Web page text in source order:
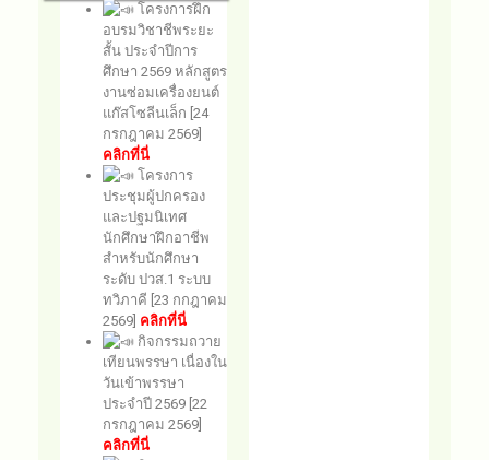
โครงการฝึก
อบรมวิชาชีพระยะ
สั้น ประจำปีการ
ศึกษา 2569 หลักสูตร
งานซ่อมเครื่องยนต์
แก๊สโซลีนเล็ก [24
กรกฎาคม 2569]
คลิกที่นี่
โครงการ
ประชุมผู้ปกครอง
และปฐมนิเทศ
นักศึกษาฝึกอาชีพ
สำหรับนักศึกษา
ระดับ ปวส.1 ระบบ
ทวิภาคี [23 กกฎาคม
2569] คลิกที่นี่
กิจกรรมถวาย
เทียนพรรษา เนื่องใน
วันเข้าพรรษา
ประจำปี 2569 [22
กรกฎาคม 2569]
คลิกที่นี่